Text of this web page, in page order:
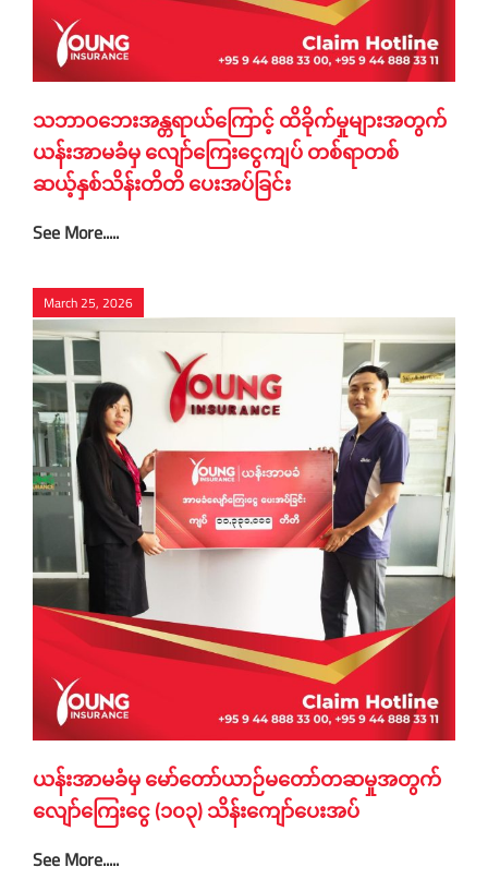
သဘာဝဘေးအန္တရာယ်ကြောင့် ထိခိုက်မှုများအတွက်
ယန်းအာမခံမှ လျော်ကြေးငွေကျပ် တစ်ရာတစ်
ဆယ့်နှစ်သိန်းတိတိ ပေးအပ်ခြင်း
See More.....
March 25, 2026
ယန်းအာမခံမှ မော်တော်ယာဉ်မတော်တဆမှုအတွက်
လျော်ကြေးငွေ (၁၀၃) သိန်းကျော်ပေးအပ်
See More.....